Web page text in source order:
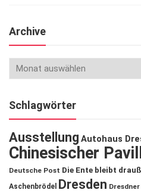
Archive
Schlagwörter
Ausstellung Autohaus
Chinesischer
Deutsche Post Die Ente bleibt
Aschenbrödel
Dresden